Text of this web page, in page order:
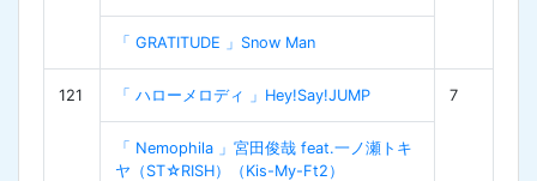
「 GRATITUDE 」Snow Man
121 「 ハローメロディ 」Hey!Say!JUMP 7
「 Nemophila 」宮田俊哉 feat.一ノ瀬トキ
ヤ（ST☆RISH）（Kis-My-Ft2）